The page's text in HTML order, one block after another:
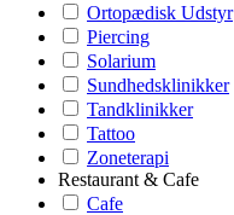
Ortopædisk Udstyr
Piercing
Solarium
Sundhedsklinikker
Tandklinikker
Tattoo
Zoneterapi
Restaurant & Cafe
Cafe